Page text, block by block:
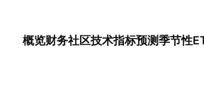
概览财务社区技术指标预测季节性